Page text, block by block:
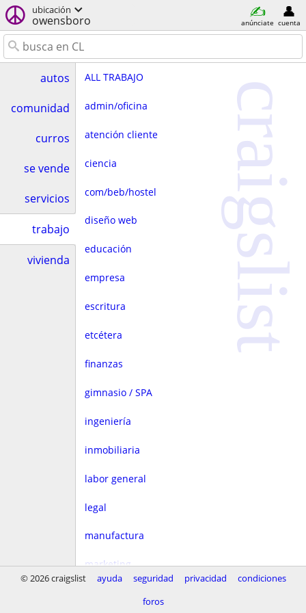
ubicación
owensboro anúnciate cuenta
autos
comunidad
curros
se vende
servicios
trabajo
vivienda
ALL TRABAJO
admin/oficina
atención cliente
ciencia
com/beb/hostel
diseño web
educación
empresa
escritura
etcétera
finanzas
gimnasio / SPA
ingeniería
inmobiliaria
labor general
legal
manufactura
marketing
craigslist
© 2026 craigslist ayuda seguridad privacidad
condiciones
foros